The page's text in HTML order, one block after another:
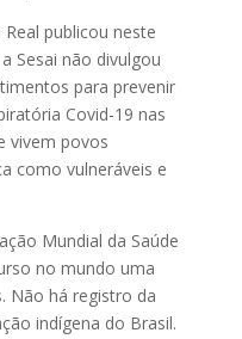
publicou neste
Sesai não divulgou
para prevenir
Covid-19 nas
vivem povos
como vulneráveis e
Mundial da Saúde
no mundo uma
Não há registro da
indígena do Brasil.